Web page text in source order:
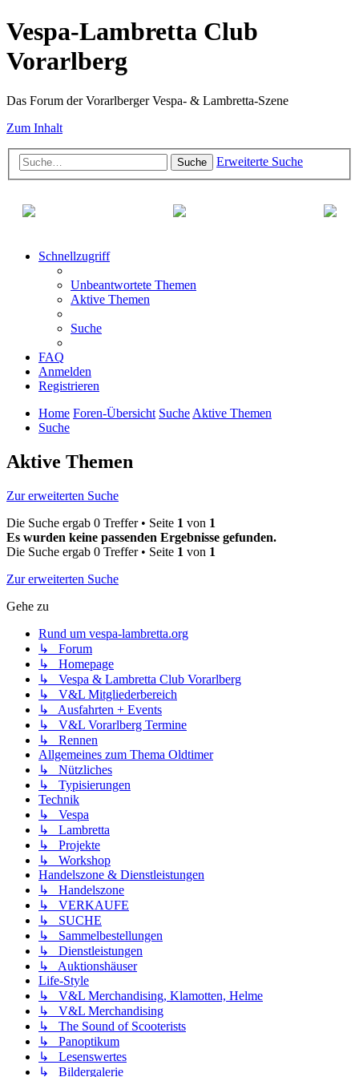
Vespa-Lambretta Club
Vorarlberg
Das Forum der Vorarlberger Vespa- & Lambretta-Szene
Zum Inhalt
Suche Erweiterte Suche
Schnellzugriff
Unbeantwortete Themen
Aktive Themen
Suche
FAQ
Anmelden
Registrieren
Home Foren-Übersicht SucheAktive Themen
Suche
Aktive Themen
Zur erweiterten Suche
Die Suche ergab 0 Treffer • Seite 1 von 1
Es wurden keine passenden Ergebnisse gefunden.
Die Suche ergab 0 Treffer • Seite 1 von 1
Zur erweiterten Suche
Gehe zu
Rund um vespa-lambretta.org
↳ Forum
↳ Homepage
↳ Vespa & Lambretta Club Vorarlberg
↳ V&L Mitgliederbereich
↳ Ausfahrten + Events
↳ V&L Vorarlberg Termine
↳ Rennen
Allgemeines zum Thema Oldtimer
↳ Nützliches
↳ Typisierungen
Technik
↳ Vespa
↳ Lambretta
↳ Projekte
↳ Workshop
Handelszone & Dienstleistungen
↳ Handelszone
↳ VERKAUFE
↳ SUCHE
↳ Sammelbestellungen
↳ Dienstleistungen
↳ Auktionshäuser
Life-Style
↳ V&L Merchandising, Klamotten, Helme
↳ V&L Merchandising
↳ The Sound of Scooterists
↳ Panoptikum
↳ Lesenswertes
↳ Bildergalerie